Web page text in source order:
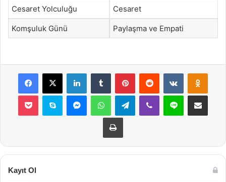
Cesaret Yolculuğu Cesaret
Komşuluk Günü Paylaşma ve Empati
Facebook
X LinkedInTumblr PinterestReddit VKontakte
Pocket Skype MessengerWhatsAppTelegramViber Line E-Posta ile
Yazdır
Kayıt Ol